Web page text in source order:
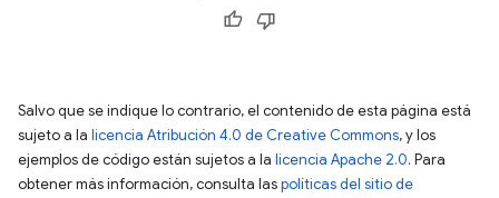
Salvo que se indique lo contrario, el contenido de esta página está
sujeto a la licencia Atribución 4.0 de Creative Commons, y los
ejemplos de código están sujetos a la licencia Apache 2.0. Para
obtener más información, consulta laspolíticas del sitio de